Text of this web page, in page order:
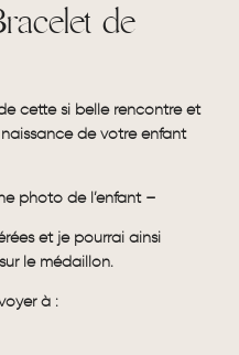
de
cette si belle rencontre et
de votre enfant
photo de l’enfant –
et je pourrai ainsi
le médaillon.
à :